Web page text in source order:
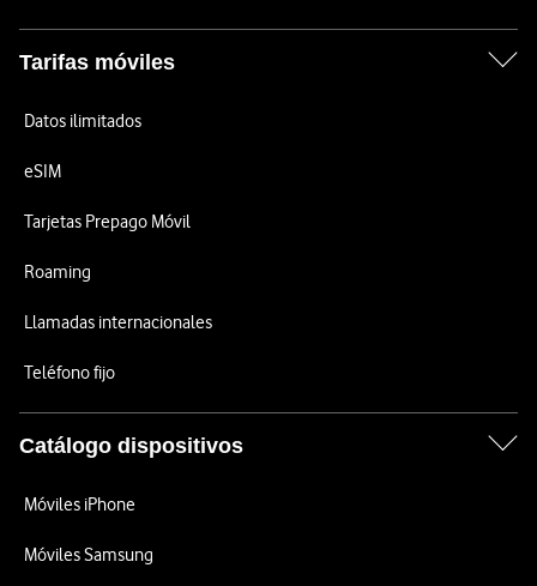
Tarifas móviles
Datos ilimitados
eSIM
Tarjetas Prepago Móvil
Roaming
Llamadas internacionales
Teléfono fijo
Catálogo dispositivos
Móviles iPhone
Móviles Samsung